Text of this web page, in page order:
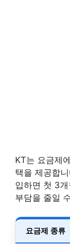
KT는 요금제
택을 제공합
입하면 첫 3
부담을 줄일
요금제 종류